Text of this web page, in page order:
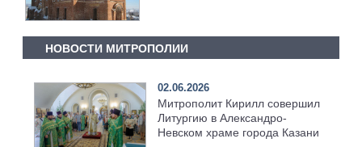
НОВОСТИ МИТРОПОЛИИ
02.06.2026
Митрополит Кирилл совершил
Литургию в Александро-
Невском храме города Казани